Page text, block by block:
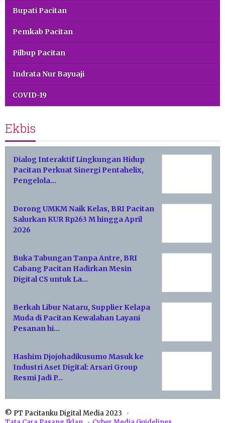
Bupati Pacitan
Pemkab Pacitan
Pilbup Pacitan
Indrata Nur Bayuaji
COVID-19
Ekbis
Dialog Interaktif Lingkungan Hidup
Pacitan Perkuat Sinergi Pentahelix,
Pengelola…
Dorong UMKM Naik Kelas, BRI Pacitan
Salurkan KUR Rp263 M hingga April
2026
Buka Tabungan Tanpa Antre, BRI
Cabang Pacitan Hadirkan Mesin
Digital CS untuk La…
Berkah Libur Nataru, Supplier Kelapa
Muda di Pacitan Kewalahan Layani
Pesanan hi…
Hashim Djojohadikusumo Masuk ke
Industri Aset Digital: Arsari Group
Resmi Jadi P…
© PT Pacitanku Digital Media 2023